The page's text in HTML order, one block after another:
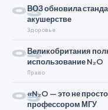
03ВОЗ обновила
акушерстве
Здоровье
04Великобритания
использование N₂O
Право
05«N₂O — это не
профессором МГУ